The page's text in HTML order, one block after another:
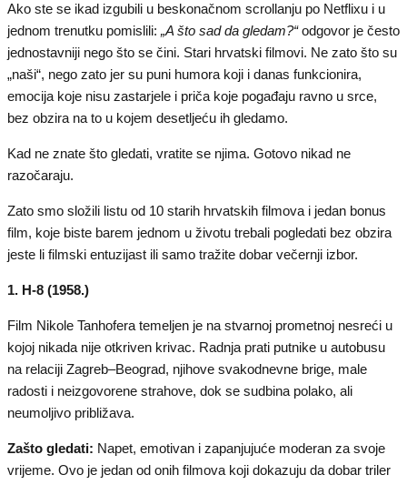
Ako ste se ikad izgubili u beskonačnom scrollanju po Netflixu i u
jednom trenutku pomislili: „A što sad da gledam?“odgovor je često
jednostavniji nego što se čini. Stari hrvatski filmovi. Ne zato što su
„naši“, nego zato jer su puni humora koji i danas funkcionira,
emocija koje nisu zastarjele i priča koje pogađaju ravno u srce,
bez obzira na to u kojem desetljeću ih gledamo.
Kad ne znate što gledati, vratite se njima. Gotovo nikad ne
razočaraju.
Zato smo složili listu od 10 starih hrvatskih filmova i jedan bonus
film, koje biste barem jednom u životu trebali pogledati bez obzira
jeste li filmski entuzijast ili samo tražite dobar večernji izbor.
1. H-8 (1958.)
Film Nikole Tanhofera temeljen je na stvarnoj prometnoj nesreći u
kojoj nikada nije otkriven krivac. Radnja prati putnike u autobusu
na relaciji Zagreb–Beograd, njihove svakodnevne brige, male
radosti i neizgovorene strahove, dok se sudbina polako, ali
neumoljivo približava.
Zašto gledati: Napet, emotivan i zapanjujuće moderan za svoje
vrijeme. Ovo je jedan od onih filmova koji dokazuju da dobar triler